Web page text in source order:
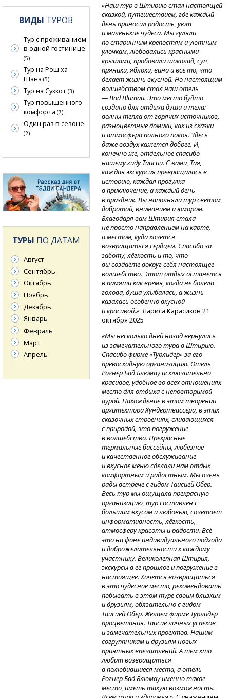
«Наш тур в Штирию стал настоящей
сказкой, путешествием, где каждый
день приносил радость, уют
и маленькие чудеса. Мы гуляли
по старинным крепостям и уютным
улочкам, любовались красными
крышами, пробовали шоколад, суп,
пряники, яблоки, вино и всё то, что
делает жизнь вкусной. Но настоящим
волшебством стал наш отель
— Bad Blumau. Это место будто
создано для отдыха души и тела:
волны тепла от горячих источников,
разноцветные домики, как из сказки
и атмосфера полного покоя. Здесь
даже воздух кажется добрее. И,
конечно же, отдельное спасибо
нашему гиду Таисии. С вами, Тая,
каждая экскурсия превращалась в
историю, каждая прогулка
в приключение, а каждый день
в праздник. Вы наполняли тур светом,
добротой, вниманием и юмором.
Благодаря вам Штирия стала
не просто направлением на карте,
а местом, куда хочется
возвращаться сердцем. Спасибо за
заботу, лёгкость и то, что
вы создаёте вокруг себя настоящее
волшебство. Этот отдых останется
в памяти как время, когда не болела
голова, душа улыбалась, а жизнь
казалась особенно вкусной
и красивой.» Лариса Карасиков 21
октября 2025
«Мы несколько дней назад вернулись
из замечательного тура в Штирию.
Спасибо фирме «Турлидер» за его
превосходную организацию. Отель
Рогнер Бад Блюмау исключительно
красивое, удобное во всех отношениях
место для отдыха с неповторимой
аурой. Нахождение в этом творении
архитектора Хундертвассера, в этих
сказочных строениях, сливающихся
с природой, это погружение
в волшебство. Прекрасные
термальные бассейны, любезное
и качественное обслуживание
и вкусное меню сделали нам отдых
комфортным и радостным. Мы очень
рады встрече с гидом Таисией Обер.
Весь тур мы ощущала прекрасную
организацию, тур составлен с
большим вкусом и любовью, сочетает
информативность, лёгкость,
атмосферу красоты и радости. Всё
это на фоне индивидуального подхода
и доброжелательности к каждому
участнику. Великолепная Штирия,
экскурсы в её прошлое и погружение в
настоящее. Хочется возвращаться
в это чудесное место, рекомендовать
побывать в этом туре своим близким
и друзьям, обязательно с гидом
Таисией Обер. Желаем фирме Турлидер
процветания. Таисие личных успехов
и замечательных проектов. Нашим
согруппникам и друзьям новых
приятных впечатлений. А тем кто
любит возвращаться
в полюбившиеся места, а отель
Рогнер Бад Блюмау именно такое
место, иметь такую возможность.
ВИДЫ ТУРОВ
Тур с проживанием
в одной гостинице
(5)
Тур на Рош ха-
Шана (5)
Тур на Суккот (3)
Тур повышенного
комфорта (7)
Один раз в сезоне
(2)
ТУРЫ ПО ДАТАМ
Август
Сентябрь
Октябрь
Ноябрь
Декабрь
Январь
Февраль
Март
Апрель